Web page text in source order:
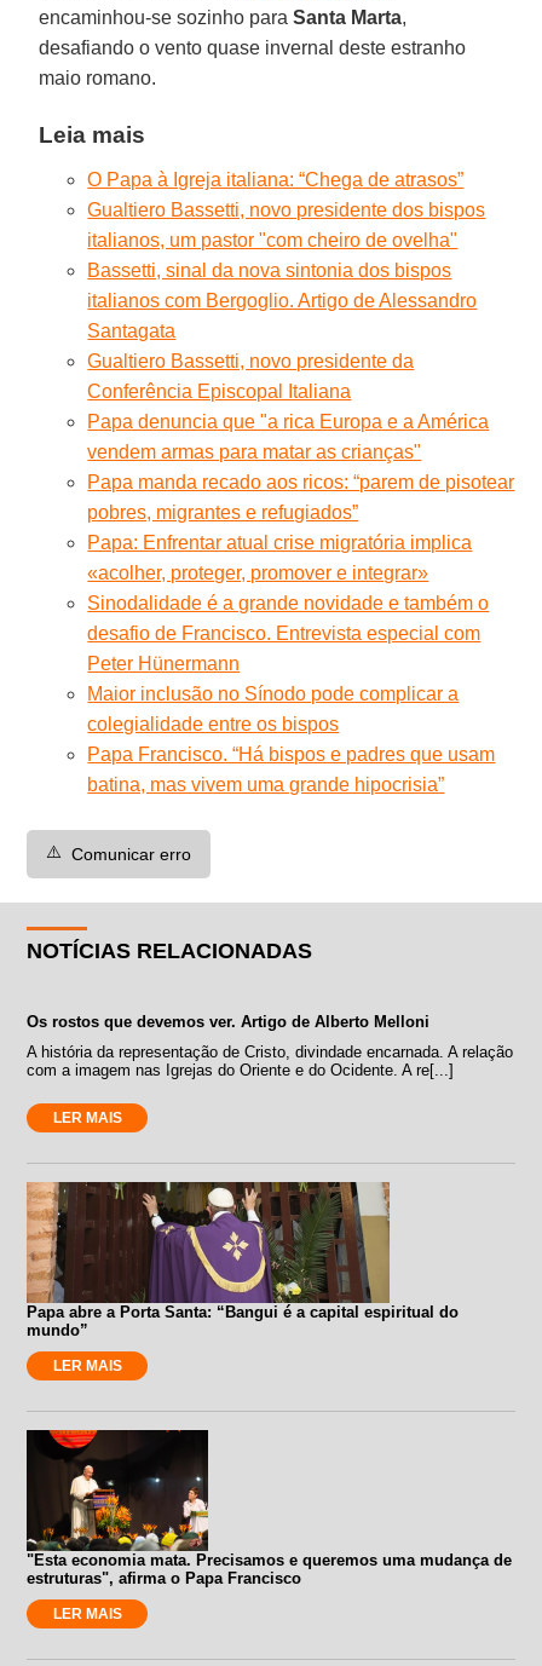
encaminhou-se sozinho paraSanta Marta,
desafiando o vento quase invernal deste estranho
maio romano.
Leia mais
O Papa à Igreja italiana: “Chega de atrasos”
Gualtiero Bassetti, novo presidente dos bispos
italianos, um pastor "com cheiro de ovelha"
Bassetti, sinal da nova sintonia dos bispos
italianos com Bergoglio. Artigo de Alessandro
Santagata
Gualtiero Bassetti, novo presidente da
Conferência Episcopal Italiana
Papa denuncia que "a rica Europa e a América
vendem armas para matar as crianças"
Papa manda recado aos ricos: “parem de pisotear
pobres, migrantes e refugiados”
Papa: Enfrentar atual crise migratória implica
«acolher, proteger, promover e integrar»
Sinodalidade é a grande novidade e também o
desafio de Francisco. Entrevista especial com
Peter Hünermann
Maior inclusão no Sínodo pode complicar a
colegialidade entre os bispos
Papa Francisco. “Há bispos e padres que usam
batina, mas vivem uma grande hipocrisia”
⚠️ Comunicar erro
NOTÍCIAS RELACIONADAS
Os rostos que devemos ver. Artigo de Alberto Melloni
A história da representação de Cristo, divindade encarnada. A relação
com a imagem nas Igrejas do Oriente e do Ocidente. A re[...]
LER MAIS
Papa abre a Porta Santa: “Bangui é a capital espiritual do
mundo”
LER MAIS
"Esta economia mata. Precisamos e queremos uma mudança de
estruturas", afirma o Papa Francisco
LER MAIS